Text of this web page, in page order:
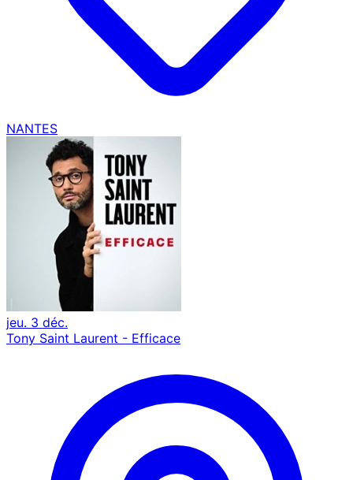
NANTES
jeu. 3 déc.
Tony Saint Laurent - Efficace